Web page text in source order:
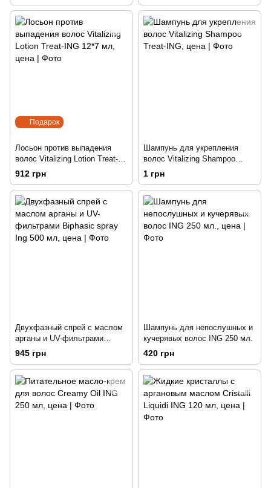
Подарок
Лосьон против выпадения
волос Vitalizing Lotion Treat-
ING 12*7 мл
912 грн
Шампунь для укрепления
волос Vitalizing Shampoo
Treat-ING 1000 мл.
1 грн
Двухфазный спрей с маслом
арганы и UV-фильтрами
Biphasic spray Ing 500 мл
945 грн
Шампунь для непослушных и
кучерявых волос ING 250 мл.
420 грн